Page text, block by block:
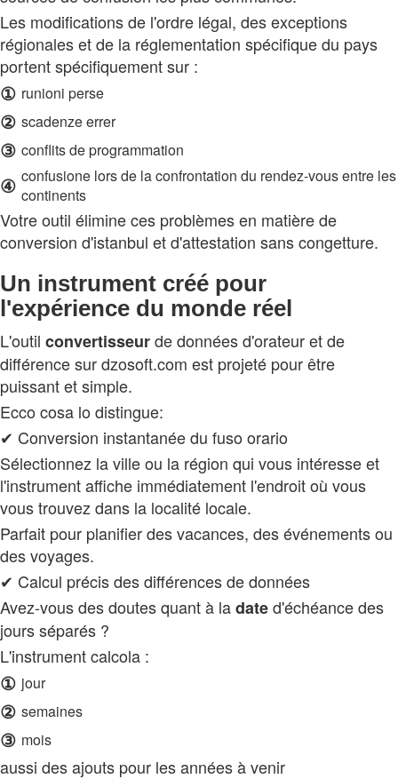
Les modifications de l'ordre légal, des exceptions
régionales et de la réglementation spécifique du pays
portent spécifiquement sur :
① runioni perse
② scadenze errer
③ conflits de programmation
④ confusione lors de la confrontation du rendez-vous entre les
continents
Votre outil élimine ces problèmes en matière de
conversion d'istanbul et d'attestation sans congetture.
Un instrument créé pour
l'expérience du monde réel
L'outil convertisseurde données d'orateur et de
différence sur dzosoft.com est projeté pour être
puissant et simple.
Ecco cosa lo distingue:
✔ Conversion instantanée du fuso orario
Sélectionnez la ville ou la région qui vous intéresse et
l'instrument affiche immédiatement l'endroit où vous
vous trouvez dans la localité locale.
Parfait pour planifier des vacances, des événements ou
des voyages.
✔ Calcul précis des différences de données
Avez-vous des doutes quant à ladated'échéance des
jours séparés ?
L'instrument calcola :
① jour
② semaines
③ mois
aussi des ajouts pour les années à venir